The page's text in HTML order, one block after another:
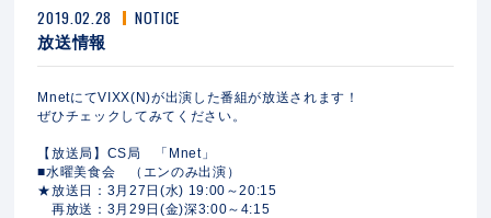
2019.02.28 NOTICE
放送情報
MnetにてVIXX(N)が出演した番組が放送されます！
ぜひチェックしてみてください。
【放送局】CS局 「Mnet」
■水曜美食会 （エンのみ出演）
★放送日：3月27日(水) 19:00～20:15
再放送：3月29日(金)深3:00～4:15